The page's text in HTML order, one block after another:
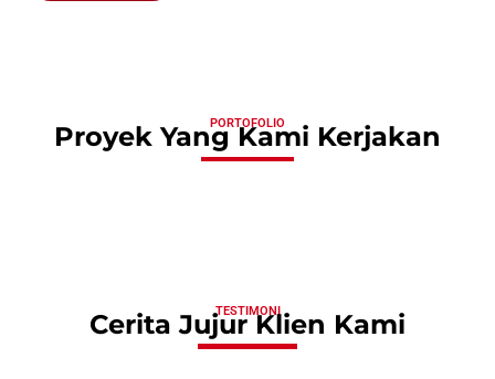
PORTOFOLIO
Proyek Yang Kami Kerjakan
TESTIMONI
Cerita Jujur Klien Kami​